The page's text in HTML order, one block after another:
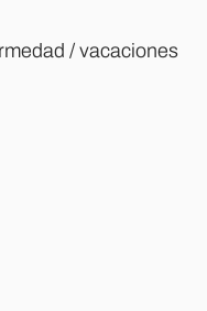
/ vacaciones